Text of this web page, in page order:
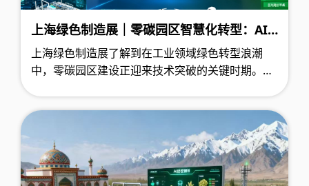
上海绿色制造展｜零碳园区智慧化转型：AI
驱动与多能协同系统破解工业降碳难题
上海绿色制造展了解到在工业领域绿色转型浪潮
中，零碳园区建设正迎来技术突破的关键时期。通